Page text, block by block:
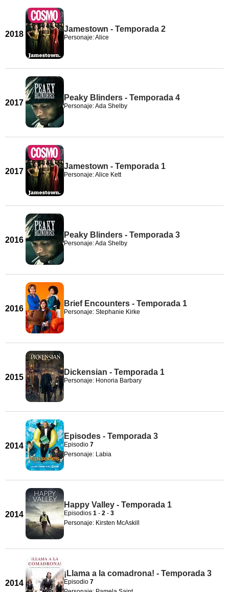
2018
Jamestown - Temporada 2
Personaje: Alice
2017
Peaky Blinders - Temporada 4
Personaje: Ada Shelby
2017
Jamestown - Temporada 1
Personaje: Alice Kett
2016
Peaky Blinders - Temporada 3
Personaje: Ada Shelby
2016
Brief Encounters - Temporada 1
Personaje: Stephanie Kirke
2015
Dickensian - Temporada 1
Personaje: Honoria Barbary
2014
Episodes - Temporada 3
Episodio 7
Personaje: Labia
2014
Happy Valley - Temporada 1
Episodios 1 - 2 - 3
Personaje: Kirsten McAskill
2014
¡Llama a la comadrona! - Temporada 3
Episodio 7